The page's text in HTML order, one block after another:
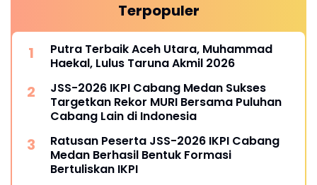
Terpopuler
Putra Terbaik Aceh Utara, Muhammad
Haekal, Lulus Taruna Akmil 2026
JSS-2026 IKPI Cabang Medan Sukses
Targetkan Rekor MURI Bersama Puluhan
Cabang Lain di Indonesia
Ratusan Peserta JSS-2026 IKPI Cabang
Medan Berhasil Bentuk Formasi
Bertuliskan IKPI